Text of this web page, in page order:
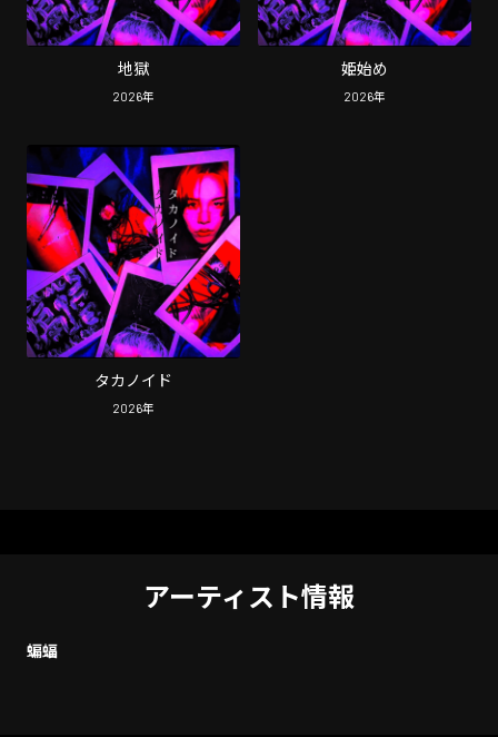
地獄
2026年
姫始め
2026年
タカノイド
2026年
アーティスト情報
蝙蝠